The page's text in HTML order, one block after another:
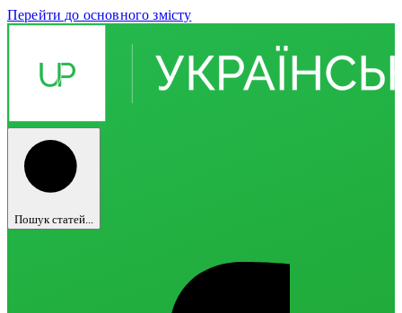
Перейти до основного змісту
Пошук статей...